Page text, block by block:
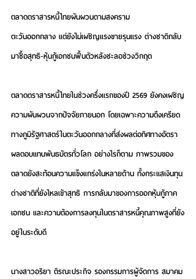
ตลาดตราสารหนี้ไทยผันผวนตามสงคราม
ตะวันออกกลาง แต่ยังไม่เผชิญแรงขายรุนแรง ต่างชาติกลับ
มาซื้อสุทธิ-หุ้นกู้เอกชนฟื้นตัวหลังชะลอช่วงวิกฤต
ตลาดตราสารหนี้ไทยในช่วงครึ่งแรกของปี 2569 ยังคงเผชิญ
ความผันผวนจากปัจจัยภายนอก โดยเฉพาะความตึงเครียด
ทางภูมิรัฐศาสตร์ในตะวันออกกลางที่ส่งผลต่อทิศทางอัตรา
ผลตอบแทนพันธบัตรทั่วโลก อย่างไรก็ตาม ภาพรวมของ
ตลาดยังสะท้อนความแข็งแกร่งในหลายด้าน ทั้งกระแสเงินทุน
ต่างชาติที่ยังไหลเข้าสุทธิ การกลับมาของการออกหุ้นกู้ภาค
เอกชน และความต้องการลงทุนในตราสารหนี้คุณภาพสูงที่ยัง
อยู่ในระดับดี
นางสาวอริยา ติรณะประกิจ รองกรรมการผู้จัดการ สมาคม